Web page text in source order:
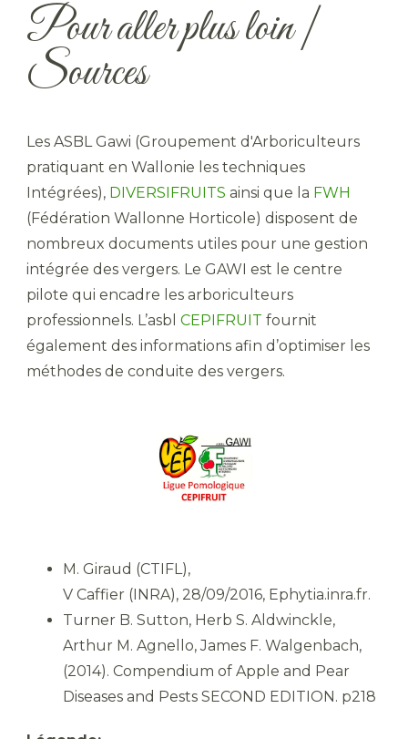
Pour aller plus loin |
Sources
Les ASBL Gawi (Groupement d'Arboriculteurs
pratiquant en Wallonie les techniques
Intégrées), DIVERSIFRUITS ainsi que la FWH
(Fédération Wallonne Horticole) disposent de
nombreux documents utiles pour une gestion
intégrée des vergers. Le GAWI est le centre
pilote qui encadre les arboriculteurs
professionnels. L’asbl CEPIFRUIT fournit
également des informations afin d’optimiser les
méthodes de conduite des vergers.
M. Giraud (CTIFL),
V Caffier (INRA), 28/09/2016, Ephytia.inra.fr.
Turner B. Sutton, Herb S. Aldwinckle,
Arthur M. Agnello, James F. Walgenbach,
(2014). Compendium of Apple and Pear
Diseases and Pests SECOND EDITION. p218